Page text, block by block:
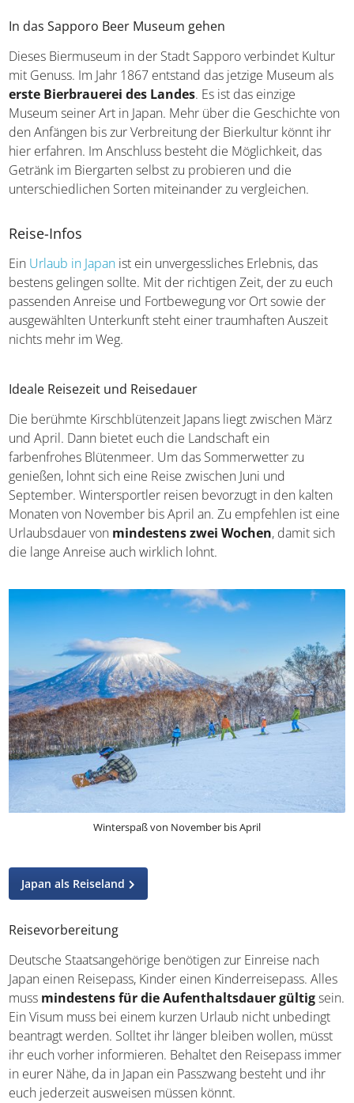
In das Sapporo Beer Museum gehen
Dieses Biermuseum in der Stadt Sapporo verbindet Kultur
mit Genuss. Im Jahr 1867 entstand das jetzige Museum als
erste Bierbrauerei des Landes. Es ist das einzige
Museum seiner Art in Japan. Mehr über die Geschichte von
den Anfängen bis zur Verbreitung der Bierkultur könnt ihr
hier erfahren. Im Anschluss besteht die Möglichkeit, das
Getränk im Biergarten selbst zu probieren und die
unterschiedlichen Sorten miteinander zu vergleichen.
Reise-Infos
Ein Urlaub in Japan ist ein unvergessliches Erlebnis, das
bestens gelingen sollte. Mit der richtigen Zeit, der zu euch
passenden Anreise und Fortbewegung vor Ort sowie der
ausgewählten Unterkunft steht einer traumhaften Auszeit
nichts mehr im Weg.
Ideale Reisezeit und Reisedauer
Die berühmte Kirschblütenzeit Japans liegt zwischen März
und April. Dann bietet euch die Landschaft ein
farbenfrohes Blütenmeer. Um das Sommerwetter zu
genießen, lohnt sich eine Reise zwischen Juni und
September. Wintersportler reisen bevorzugt in den kalten
Monaten von November bis April an. Zu empfehlen ist eine
Urlaubsdauer von mindestens zwei Wochen, damit sich
die lange Anreise auch wirklich lohnt.
Winterspaß von November bis April
Japan als Reiseland
Reisevorbereitung
Deutsche Staatsangehörige benötigen zur Einreise nach
Japan einen Reisepass, Kinder einen Kinderreisepass. Alles
muss mindestens für die Aufenthaltsdauer gültigsein.
Ein Visum muss bei einem kurzen Urlaub nicht unbedingt
beantragt werden. Solltet ihr länger bleiben wollen, müsst
ihr euch vorher informieren. Behaltet den Reisepass immer
in eurer Nähe, da in Japan ein Passzwang besteht und ihr
euch jederzeit ausweisen müssen könnt.